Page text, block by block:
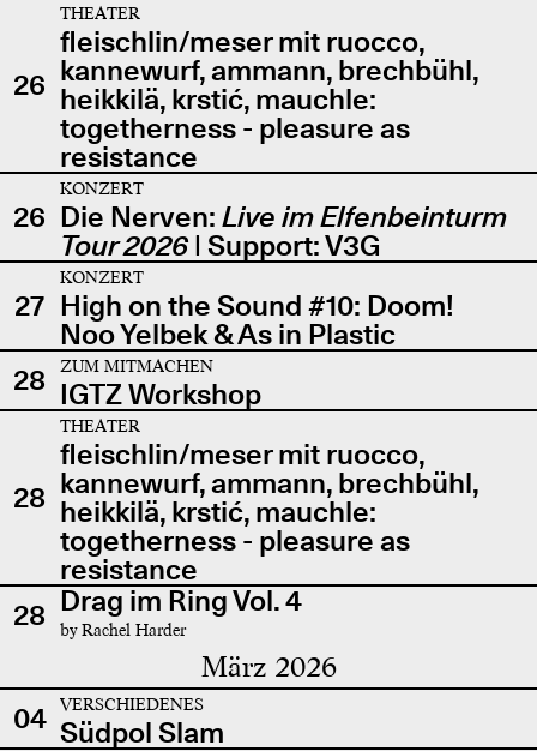
26
THEATER
fleischlin/meser mit ruocco,
kannewurf, ammann, brechbühl,
heikkilä, krstić, mauchle:
togetherness - pleasure as
resistance
26
KONZERT
Die Nerven: Live im Elfenbeinturm
Tour 2026| Support: V3G
27
KONZERT
High on the Sound #10: Doom!
Noo Yelbek & As in Plastic
28
ZUM MITMACHEN
IGTZ Workshop
28
THEATER
fleischlin/meser mit ruocco,
kannewurf, ammann, brechbühl,
heikkilä, krstić, mauchle:
togetherness - pleasure as
resistance
28 Drag im Ring Vol. 4
by Rachel Harder
März 2026
04 VERSCHIEDENES
Südpol Slam